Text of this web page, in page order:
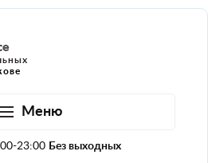
Меню
23:00 Без выходных